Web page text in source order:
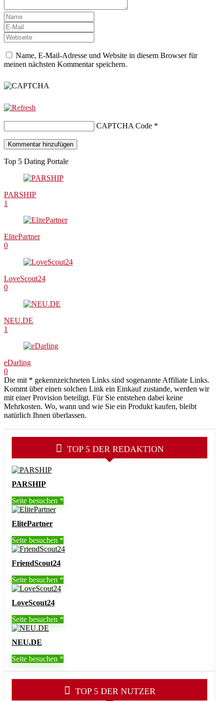
Name, E-Mail-Adresse und Website in diesem Browser für
meinen nächsten Kommentar speichern.
CAPTCHA Code *
Top 5 Dating Portale
PARSHIP
1
ElitePartner
0
LoveScout24
0
NEU.DE
1
eDarling
0
Die mit * gekennzeichneten Links sind sogenannte Affiliate Links.
Kommt über einen solchen Link ein Einkauf zustande, werden wir
mit einer Provision beteiligt. Für Sie entstehen dabei keine
Mehrkosten. Wo, wann und wie Sie ein Produkt kaufen, bleibt
natürlich Ihnen überlassen.
TOP 5 DER REDAKTION
PARSHIP
Seite besuchen
ElitePartner
Seite besuchen
FriendScout24
Seite besuchen
LoveScout24
Seite besuchen
NEU.DE
Seite besuchen
TOP 5 DER NUTZER